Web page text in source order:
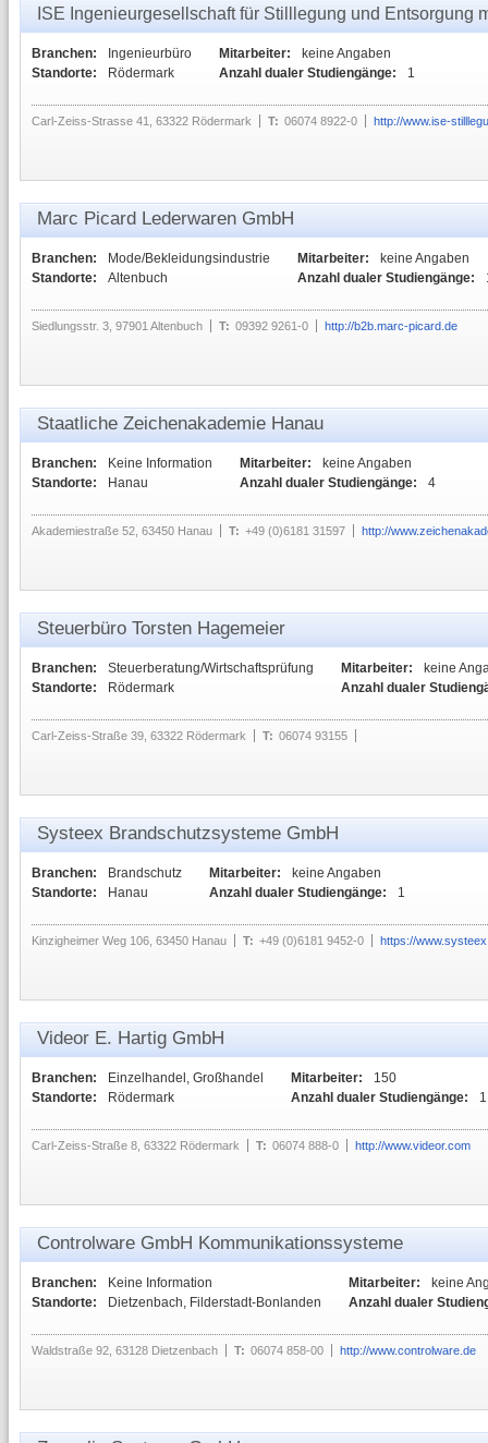
ISE Ingenieurgesellschaft für Stilllegung und Entsorgung
Branchen:
Ingenieurbüro
Standorte:
Rödermark
Mitarbeiter:
keine Angaben
Anzahl dualer Studiengänge:
1
Carl-Zeiss-Strasse 41, 63322 Rödermark T: 06074 8922-0 http://www.ise-
Marc Picard Lederwaren GmbH
Branchen:
Mode/Bekleidungsindustrie
Standorte:
Altenbuch
Mitarbeiter:
keine Angaben
Anzahl dualer Studiengänge:
Siedlungsstr. 3, 97901 Altenbuch T: 09392 9261-0 http://b2b.marc-picard.de
Staatliche Zeichenakademie Hanau
Branchen:
Keine Information
Standorte:
Hanau
Mitarbeiter:
keine Angaben
Anzahl dualer Studiengänge:
4
Akademiestraße 52, 63450 Hanau T: +49 (0)6181 31597 http://
Steuerbüro Torsten Hagemeier
Branchen:
Steuerberatung/Wirtschaftsprüfung
Standorte:
Rödermark
Mitarbeiter:
keine
Anzahl dualer
Carl-Zeiss-Straße 39, 63322 Rödermark T: 06074 93155
Systeex Brandschutzsysteme GmbH
Branchen:
Brandschutz
Standorte:
Hanau
Mitarbeiter:
keine Angaben
Anzahl dualer Studiengänge:
1
Kinzigheimer Weg 106, 63450 Hanau T: +49 (0)6181 9452-0 https://
Videor E. Hartig GmbH
Branchen:
Einzelhandel, Großhandel
Standorte:
Rödermark
Mitarbeiter:
150
Anzahl dualer Studiengänge:
1
Carl-Zeiss-Straße 8, 63322 Rödermark T: 06074 888-0 http://www.videor.com
Controlware GmbH Kommunikationssysteme
Branchen:
Keine Information
Standorte:
Dietzenbach, Filderstadt-Bonlanden
Mitarbeiter:
keine
Anzahl dualer
Waldstraße 92, 63128 Dietzenbach T: 06074 858-00 http://www.controlware.de